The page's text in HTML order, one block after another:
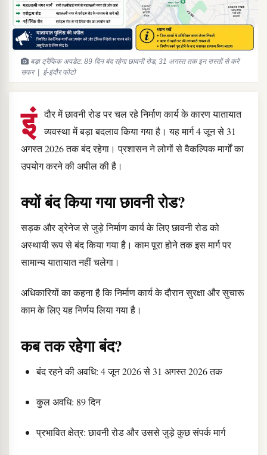
बड़ा ट्रैफिक अपडेट: 89 दिन बंद रहेगा छावनी रोड, 31 अगस्त तक इन रास्तों से करें
सफर | ई-इंदौर फोटो
इं
दौर में छावनी रोड पर चल रहे निर्माण कार्य के कारण यातायात
व्यवस्था में बड़ा बदलाव किया गया है। यह मार्ग 4 जून से 31
अगस्त 2026 तक बंद रहेगा। प्रशासन ने लोगों से वैकल्पिक मार्गों का
उपयोग करने की अपील की है।
क्यों बंद किया गया छावनी रोड?
सड़क और ड्रेनेज से जुड़े निर्माण कार्य के लिए छावनी रोड को
अस्थायी रूप से बंद किया गया है। काम पूरा होने तक इस मार्ग पर
सामान्य यातायात नहीं चलेगा।
अधिकारियों का कहना है कि निर्माण कार्य के दौरान सुरक्षा और सुचारू
काम के लिए यह निर्णय लिया गया है।
कब तक रहेगा बंद?
बंद रहने की अवधि: 4 जून 2026 से 31 अगस्त 2026 तक
कुल अवधि: 89 दिन
प्रभावित क्षेत्र: छावनी रोड और उससे जुड़े कुछ संपर्क मार्ग